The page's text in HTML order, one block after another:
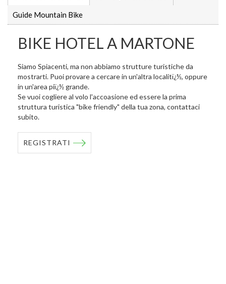
Guide Mountain Bike
BIKE HOTEL A MARTONE
Siamo Spiacenti, ma non abbiamo strutture turistiche da
mostrarti. Puoi provare a cercare in un'altra localitï¿½, oppure
in un'area piï¿½ grande.
Se vuoi cogliere al volo l'accoasione ed essere la prima
struttura turistica "bike friendly" della tua zona, contattaci
subito.
REGISTRATI